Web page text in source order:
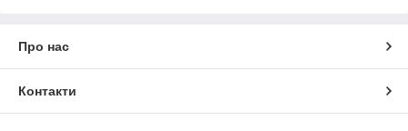
Про нас
Контакти